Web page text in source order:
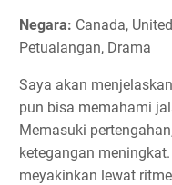
Negara: Canada,
Petualangan, Drama
Saya akan
pun bisa memahami
Memasuki
ketegangan
meyakinkan lewat